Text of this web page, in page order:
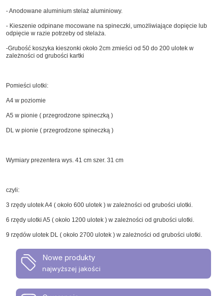
- Anodowane aluminium stelaż aluminiowy.
- Kieszenie odpinane mocowane na spineczki, umożliwiające dopięcie lub
odpięcie w razie potrzeby od stelaża.
-Grubość koszyka kieszonki około 2cm zmieści od 50 do 200 ulotek w
zależności od grubości kartki
Pomieści ulotki:
A4 w poziomie
A5 w pionie ( przegrodzone spineczką )
DL w pionie ( przegrodzone spineczką )
Wymiary prezentera wys. 41 cm szer. 31 cm
czyli:
3 rzędy ulotek A4 ( około 600 ulotek ) w zależności od grubości ulotki.
6 rzędy ulotki A5 ( około 1200 ulotek ) w zależności od grubości ulotki.
9 rzędów ulotek DL ( około 2700 ulotek ) w zależności od grubości ulotki.
Nowe produkty
najwyższej jakości